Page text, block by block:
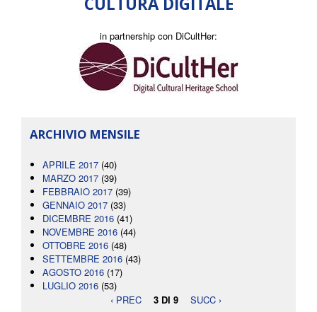
in partnership con DiCultHer:
ARCHIVIO MENSILE
APRILE 2017 (40)
MARZO 2017 (39)
FEBBRAIO 2017 (39)
GENNAIO 2017 (33)
DICEMBRE 2016 (41)
NOVEMBRE 2016 (44)
OTTOBRE 2016 (48)
SETTEMBRE 2016 (43)
AGOSTO 2016 (17)
LUGLIO 2016 (53)
‹ PREC
3 DI 9 SUCC ›